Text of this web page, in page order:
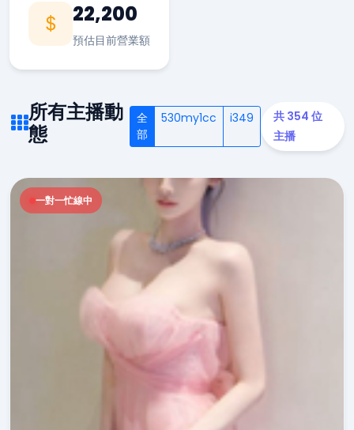
22,200
預估目前營業額
所有主播動
態
全
部
530my1cc i349
共 354 位
主播
一對一忙線中